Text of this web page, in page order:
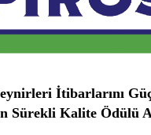
İtibarlarını
Sürekli Kalite Ödülü